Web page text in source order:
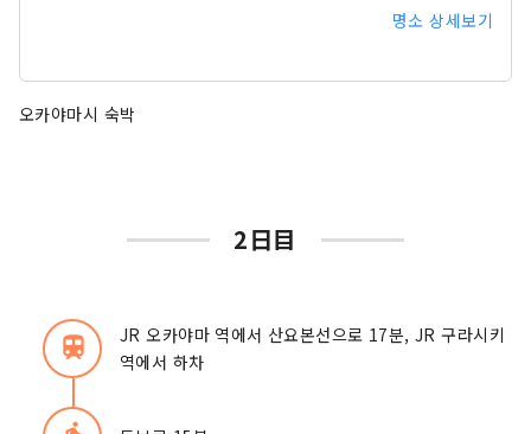
명소 상세보기
오카야마시 숙박
2日目
train
JR 오카야마 역에서 산요본선으로 17분, JR 구라시키
역에서 하차